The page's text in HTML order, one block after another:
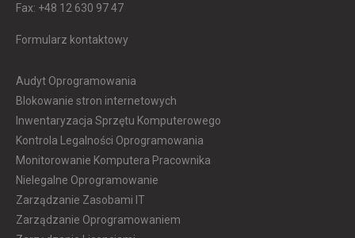
Fax: +48 12 630 97 47
Formularz kontaktowy
Audyt Oprogramowania
Blokowanie stron internetowych
Inwentaryzacja Sprzętu Komputerowego
Kontrola Legalności Oprogramowania
Monitorowanie Komputera Pracownika
Nielegalne Oprogramowanie
Zarządzanie Zasobami IT
Zarządzanie Oprogramowaniem